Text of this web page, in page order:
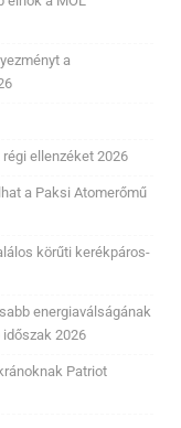
a
ellenzéket 2026
a Paksi Atomerőmű
körűti kerékpáros-
energiaválságának
2026
Patriot